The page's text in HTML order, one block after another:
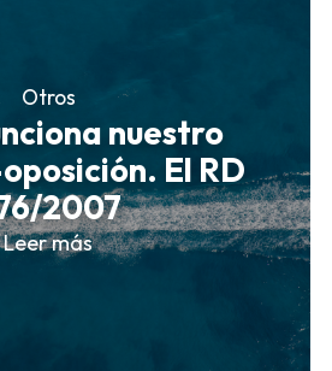
Otros
nuestro
El RD
2007
Leer más